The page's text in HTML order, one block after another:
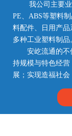
我公司主要业务
PE、ABS等塑料
料配件、日用产
多种工业塑料制品
安屹流通的不仅
持规模与特色经
展；实现造福社会